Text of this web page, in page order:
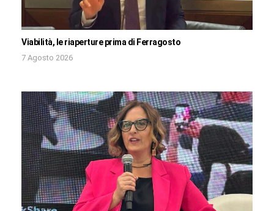
Viabilità, le riaperture prima di Ferragosto
7 Agosto 2026